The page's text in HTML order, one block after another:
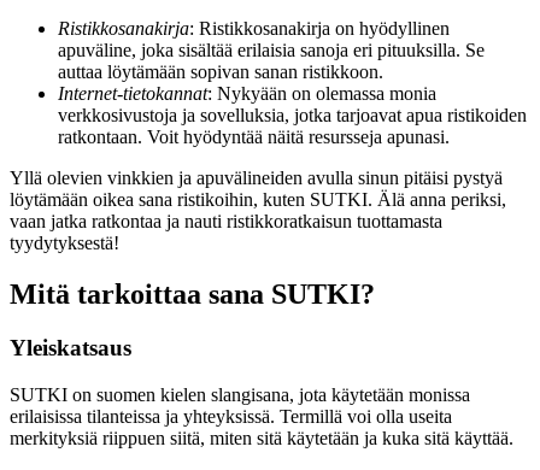
Ristikkosanakirja: Ristikkosanakirja on hyödyllinen
apuväline, joka sisältää erilaisia sanoja eri pituuksilla. Se
auttaa löytämään sopivan sanan ristikkoon.
Internet-tietokannat: Nykyään on olemassa monia
verkkosivustoja ja sovelluksia, jotka tarjoavat apua ristikoiden
ratkontaan. Voit hyödyntää näitä resursseja apunasi.
Yllä olevien vinkkien ja apuvälineiden avulla sinun pitäisi pystyä
löytämään oikea sana ristikoihin, kuten SUTKI. Älä anna periksi,
vaan jatka ratkontaa ja nauti ristikkoratkaisun tuottamasta
tyydytyksestä!
Mitä tarkoittaa sana SUTKI?
Yleiskatsaus
SUTKI on suomen kielen slangisana, jota käytetään monissa
erilaisissa tilanteissa ja yhteyksissä. Termillä voi olla useita
merkityksiä riippuen siitä, miten sitä käytetään ja kuka sitä käyttää.